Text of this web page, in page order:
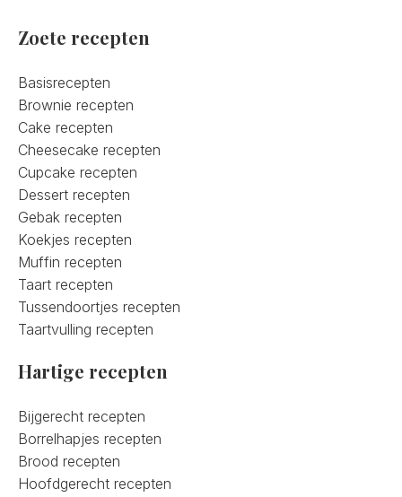
Zoete recepten
Basisrecepten
Brownie recepten
Cake recepten
Cheesecake recepten
Cupcake recepten
Dessert recepten
Gebak recepten
Koekjes recepten
Muffin recepten
Taart recepten
Tussendoortjes recepten
Taartvulling recepten
Hartige recepten
Bijgerecht recepten
Borrelhapjes recepten
Brood recepten
Hoofdgerecht recepten